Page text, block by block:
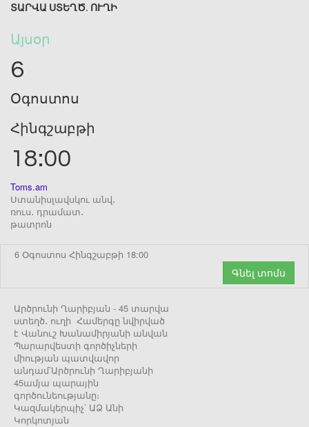
ՏԱՐՎԱ ՍՏԵՂԾ․ ՈՒՂԻ
Այսօր
6
Օգոստոս
Հինգշաբթի
18:00
Toms.am
Ստանիսլավսկու անվ․
ռուս․ դրամատ․
թատրոն
6 Օգոստոս Հինգշաբթի 18:00
Գնել տոմս
Արծրունի Ղարիբյան - 45 տարվա
ստեղծ․ ուղի Համերգը նվիրված
է Վանուշ Խանամիրյանի անվան
Պարարվեստի գործիչների
միության պատվավոր
անդամ՝Արծրունի Ղարիբյանի
45ամյա պարային
գործունեությանը։
Կազմակերպիչ՝ ԱՁ Անի
Կորկոտյան